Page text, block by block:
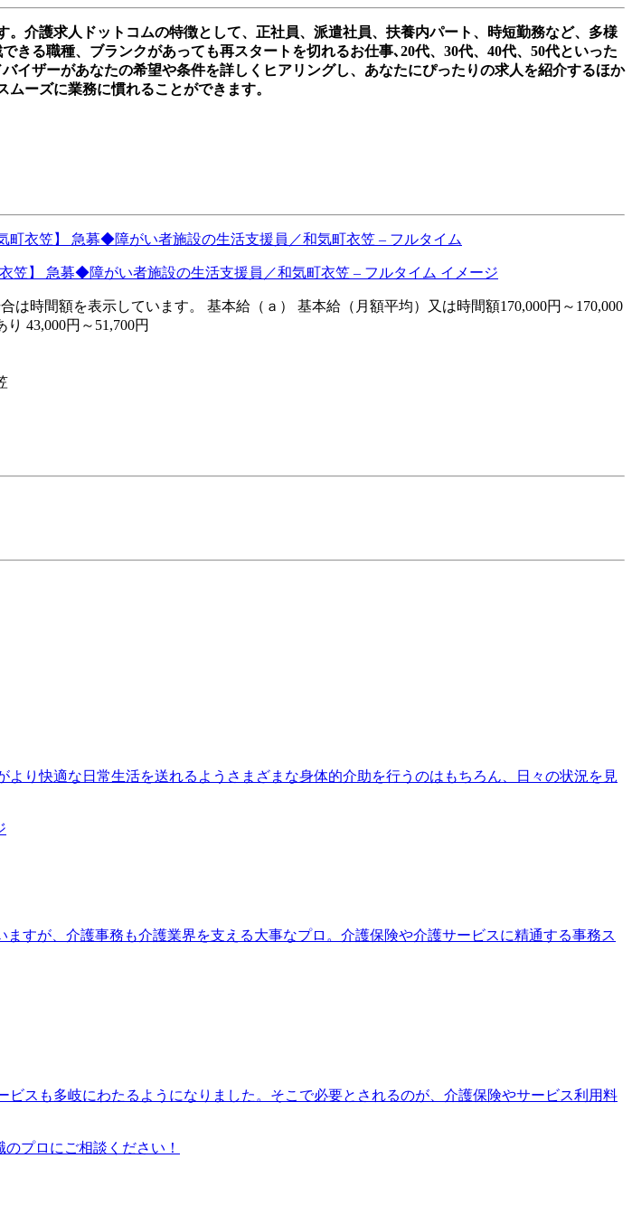
介護求人ドットコムの特徴として、正社員、派遣社員、扶養内パート、時短勤務など、多様
る職種、ブランクがあっても再スタートを切れるお仕事､20代、30代、40代、50代といった
イザーがあなたの希望や条件を詳しくヒアリングし、あなたにぴったりの求人を紹介するほか
ーズに業務に慣れることができます。
町衣笠】 急募◆障がい者施設の生活支援員／和気町衣笠 – フルタイム
時間額を表示しています。 基本給（ａ） 基本給（月額平均）又は時間額170,000円～170,000
43,000円～51,700円
り快適な日常生活を送れるようさまざまな身体的介助を行うのはもちろん、日々の状況を見
すが、介護事務も介護業界を支える大事なプロ。介護保険や介護サービスに精通する事務ス
スも多岐にわたるようになりました。そこで必要とされるのが、介護保険やサービス利用料
プロにご相談ください！